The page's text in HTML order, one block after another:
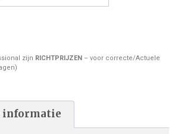
zijn RICHTPRIJZEN – voor correcte/Actuele
informatie